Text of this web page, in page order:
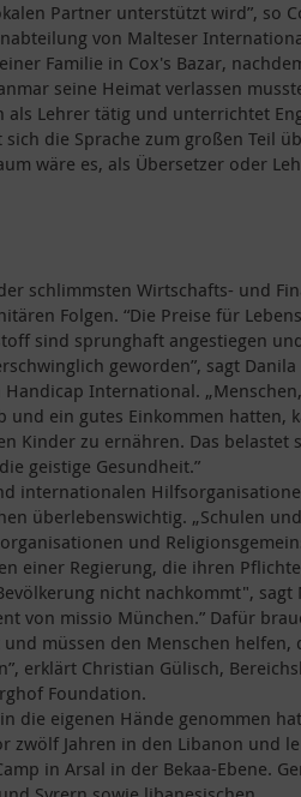
Partner unterstützt wird”, so
von Malteser
Familie in Cox's Bazar,
seine Heimat verlassen
als Lehrer tätig und unterrichtet
die Sprache zum großen Teil
wäre es, als Übersetzer oder
schlimmsten Wirtschafts- und
Folgen. “Die Preise für
sind sprunghaft angestiegen
geworden”, sagt Danila
International.
und ein gutes Einkommen hatten,
Kinder zu ernähren. Das belastet
geistige Gesundheit.”
internationalen
überlebenswichtig. „Schulen und
und
einer Regierung, die ihren
nicht nachkommt", sagt
von missio München.” Dafür
müssen den Menschen helfen,
erklärt Christian Gülisch,
Foundation.
die eigenen Hände genommen
zwölf Jahren in den Libanon und
in Arsal in der Bekaa-Ebene.